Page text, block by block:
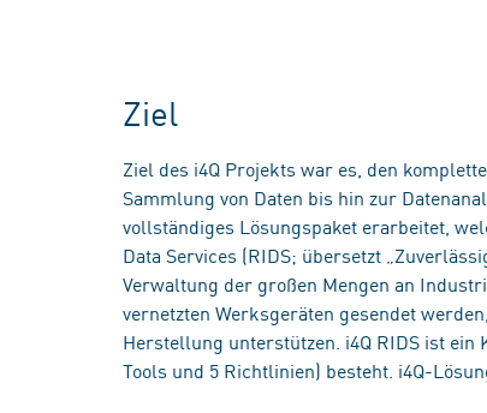
Ziel
Ziel des i4Q Projekts war es, den
Sammlung von Daten bis hin zur
vollständiges Lösungspaket erarbeitet,
Data Services (RIDS; übersetzt
Verwaltung der großen Mengen an
vernetzten Werksgeräten gesendet
Herstellung unterstützen. i4Q RIDS ist ein
Tools und 5 Richtlinien) besteht. i4Q-